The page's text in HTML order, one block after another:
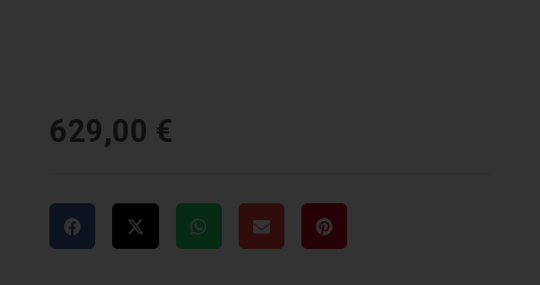
629,00 €